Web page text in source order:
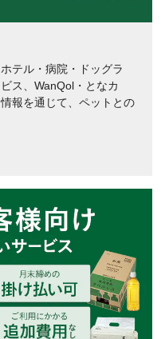
テル・病院・ドッグラ
ス、WanQol・となカ
報を通じて、ペットとの